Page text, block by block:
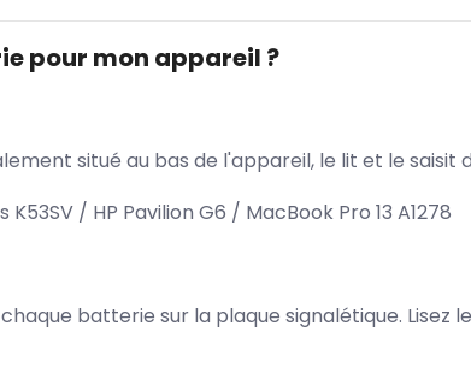
pour mon appareil ?
situé au bas de l'appareil, le lit et le saisit
/ HP Pavilion G6 / MacBook Pro 13 A1278
batterie sur la plaque signalétique. Lisez